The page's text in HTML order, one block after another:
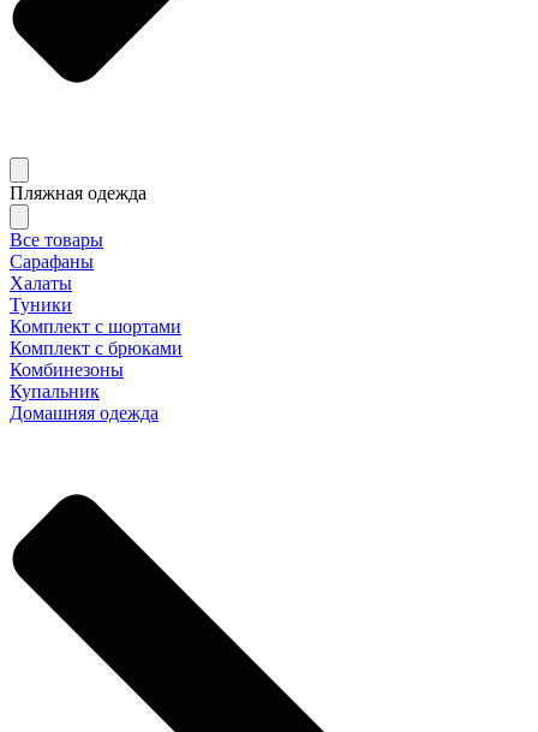
Пляжная одежда
Все товары
Сарафаны
Халаты
Туники
Комплект с шортами
Комплект с брюками
Комбинезоны
Купальник
Домашняя одежда